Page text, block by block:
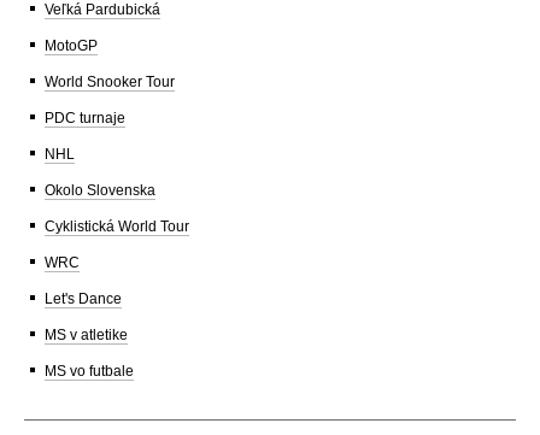
Veľká Pardubická
MotoGP
World Snooker Tour
PDC turnaje
NHL
Okolo Slovenska
Cyklistická World Tour
WRC
Let's Dance
MS v atletike
MS vo futbale